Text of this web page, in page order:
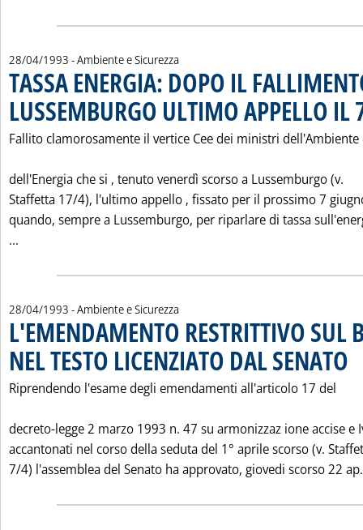
28/04/1993 - Ambiente e Sicurezza
TASSA ENERGIA: DOPO IL
LUSSEMBURGO ULTIMO APPELLO IL
Fallito clamorosamente il vertice Cee dei ministri dell'Ambiente
dell'Energia che si ‚ tenuto venerdì scorso a Lussemburgo (v.
Staffetta 17/4), l'ultimo appello ‚ fissato per il prossimo 7
quando, sempre a Lussemburgo, per riparlare di tassa
...
28/04/1993 - Ambiente e Sicurezza
L'EMENDAMENTO RESTRITTIVO SUL
NEL TESTO LICENZIATO DAL SENATO
Riprendendo l'esame degli emendamenti all'articolo 17 del
decreto-legge 2 marzo 1993 n. 47 su armonizzaz ione accise e
accantonati nel corso della seduta del 1° aprile scorso (v.
7/4) l'assemblea del Senato ha approvato, giovedi scorso 22